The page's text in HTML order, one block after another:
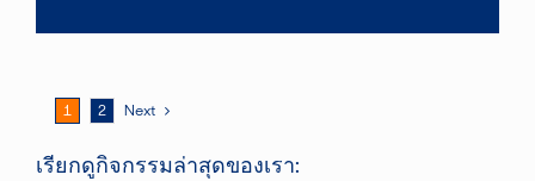
1 2 Next
เรียกดูกิจกรรมล่าสุดของเรา: